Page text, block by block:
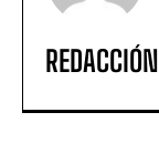
REDACCIÓN